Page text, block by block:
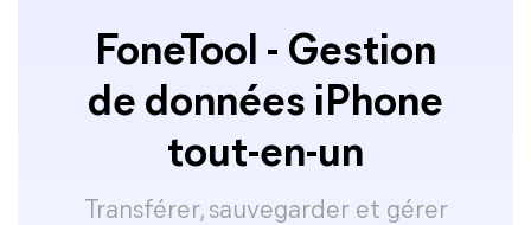
FoneTool - Gestion
de données iPhone
tout-en-un
Transférer, sauvegarder et gérer